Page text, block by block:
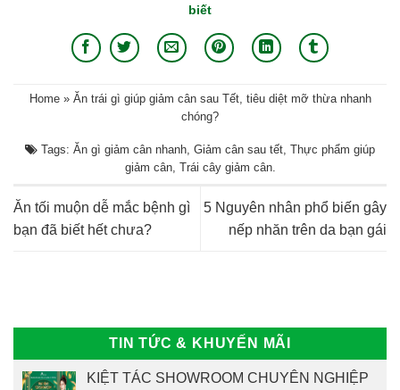
biết
Home» Ăn trái gì giúp giảm cân sau Tết, tiêu diệt mỡ thừa nhanh
chóng?
Tags: Ăn gì giảm cân nhanh Giảm cân sau tết Thực phẩm giúp
giảm cân, Trái cây giảm cân.
Ăn tối muộn dễ mắc bệnh gì
bạn đã biết hết chưa?
5 Nguyên nhân phổ biến gây
nếp nhăn trên da bạn gái
TIN TỨC & KHUYẾN MÃI
KIỆT TÁC SHOWROOM CHUYÊN NGHIỆP